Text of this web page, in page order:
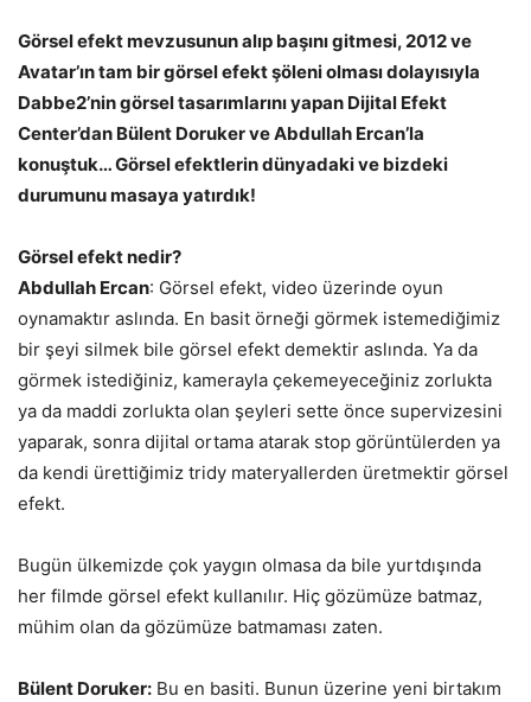
Görsel efekt mevzusunun alıp başını gitmesi, 2012 ve
Avatar’ın tam bir görsel efekt şöleni olması dolayısıyla
Dabbe2’nin görsel tasarımlarını yapan Dijital Efekt
Center’dan Bülent Doruker ve Abdullah Ercan’la
konuştuk… Görsel efektlerin dünyadaki ve bizdeki
durumunu masaya yatırdık!
Görsel efekt nedir?
Abdullah Ercan: Görsel efekt, video üzerinde oyun
oynamaktır aslında. En basit örneği görmek istemediğimiz
bir şeyi silmek bile görsel efekt demektir aslında. Ya da
görmek istediğiniz, kamerayla çekemeyeceğiniz zorlukta
ya da maddi zorlukta olan şeyleri sette önce supervizesini
yaparak, sonra dijital ortama atarak stop görüntülerden ya
da kendi ürettiğimiz tridy materyallerden üretmektir görsel
efekt.
Bugün ülkemizde çok yaygın olmasa da bile yurtdışında
her filmde görsel efekt kullanılır. Hiç gözümüze batmaz,
mühim olan da gözümüze batmaması zaten.
Bülent Doruker: Bu en basiti. Bunun üzerine yeni birtakım